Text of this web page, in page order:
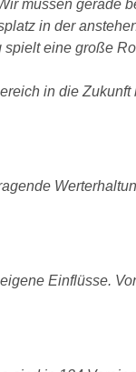
müssen gerade
in der
eine große
in die
Einflüsse.